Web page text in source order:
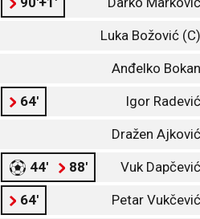
Luka Božović (C)
Anđelko Bokan
64' Igor Radević
Dražen Ajković
44' 88' Vuk Dapčević
64' Petar Vukčević